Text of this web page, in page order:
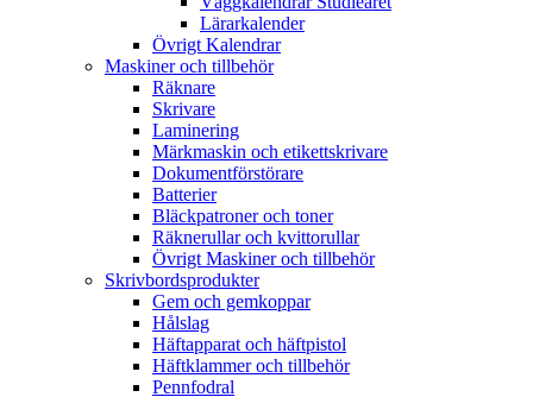
Lärarkalender
Övrigt Kalendrar
Maskiner och tillbehör
Räknare
Skrivare
Laminering
Märkmaskin och etikettskrivare
Dokumentförstörare
Batterier
Bläckpatroner och toner
Räknerullar och kvittorullar
Övrigt Maskiner och tillbehör
Skrivbordsprodukter
Gem och gemkoppar
Hålslag
Häftapparat och häftpistol
Häftklammer och tillbehör
Pennfodral